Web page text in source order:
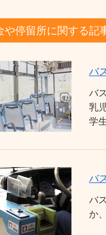
や停留所に関する記
バ
バ
乳
学
バ
バ
か